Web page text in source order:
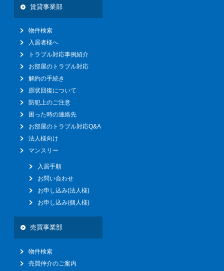
賃貸事業部
物件検索
入居者様へ
トラブル対応事例紹介
お部屋のトラブル対応
解約の手続き
原状回復について
防犯上のご注意
困った時の連絡先
お部屋のトラブル対応Q&A
法人様向け
マンスリー
入居手順
お問い合わせ
お申し込み(法人様)
お申し込み(個人様)
売買事業部
物件検索
売買仲介のご案内